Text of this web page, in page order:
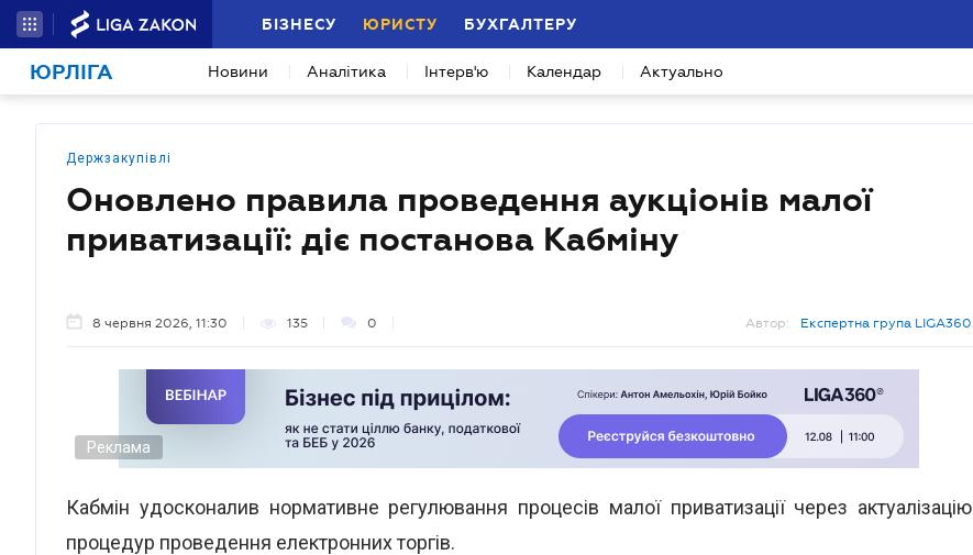
БІЗНЕСУ ЮРИСТУ БУХГАЛТЕРУ
ЮРЛІГА Новини Аналітика Інтерв'ю Календар Актуально
Держзакупівлі
Оновлено правила проведення аукціонів малої
приватизації: діє постанова Кабміну
8 червня 2026, 11:30 135 0 Автор: Експертна група LIGA360
Реклама
Кабмін удосконалив нормативне регулювання процесів малої приватизації через актуалізацію
процедур проведення електронних торгів.